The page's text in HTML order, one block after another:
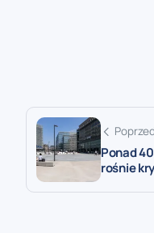
Ponad
rośnie